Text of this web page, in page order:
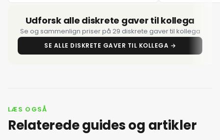
Udforsk alle diskrete gaver til kollega
Se og sammenlign priser på 29 diskrete gaver til kollega
SE ALLE DISKRETE GAVER TIL KOLLEGA →
LÆS OGSÅ
Relaterede guides og artikler